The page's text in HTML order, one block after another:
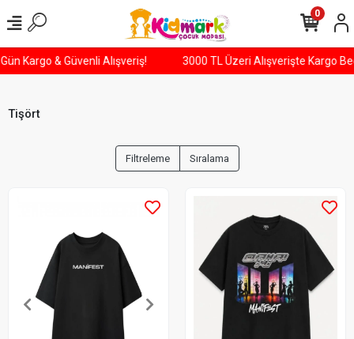
Gün Kargo & Güvenli Alışveriş! 3000 TL Üzeri Alışverişte Kargo
0
Tişört
Filtreleme Sıralama